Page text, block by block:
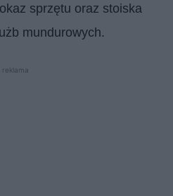
sprzętu oraz stoiska
mundurowych.
reklama